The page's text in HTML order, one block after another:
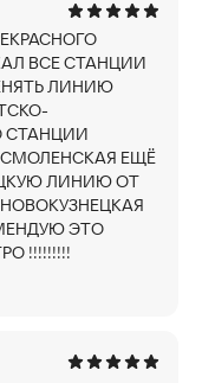
ВСЕ СТАНЦИИ
ЛИНИЮ
СТАНЦИИ
ЕЩЁ
ЛИНИЮ ОТ
ЭТО
!!!!!!!!!